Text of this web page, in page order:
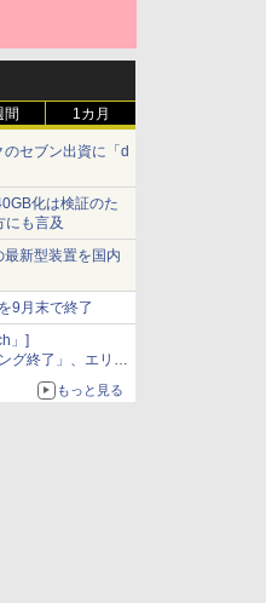
間 1カ月
セブン出資に「d
化は検証のた
にも言及
最新型装置を国内
9月末で終了
」]
グ終了」、エリア
ルの課題
もっと見る